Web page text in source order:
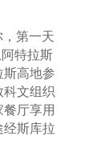
第一天
特拉斯
高地参
文组织
厅享用
斯库拉